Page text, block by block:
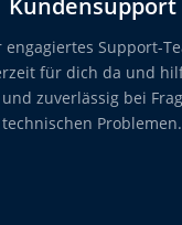
Kundensupport
engagiertes Support-
für dich da und
zuverlässig bei
technischen Problemen.